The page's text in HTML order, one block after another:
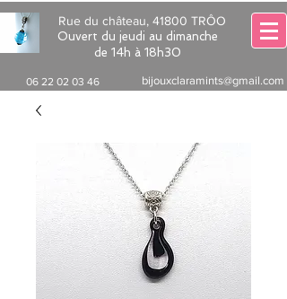
Rue du château, 41800 TRÔO
Ouvert du jeudi au dimanche
de 14h à 18h30
06 22 02 03 46 bijouxclaramints@gmail.com